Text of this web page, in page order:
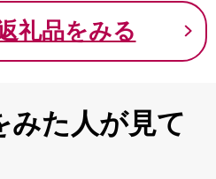
礼品をみる
みた人が見て